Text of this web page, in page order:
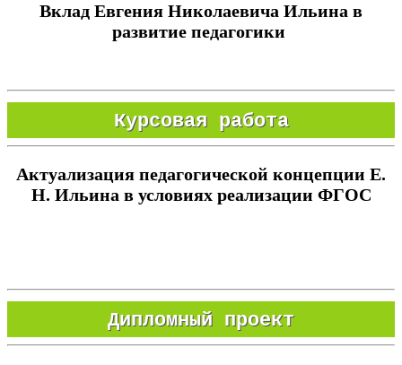
Вклад Евгения Николаевича Ильина в
развитие педагогики
Курсовая работа
Актуализация педагогической концепции Е.
Н. Ильина в условиях реализации ФГОС
Дипломный проект